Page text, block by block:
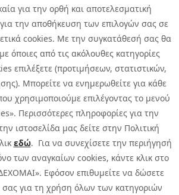
για την ορθή και αποτελεσματική
για την αποθήκευση των επιλογών σας σε
cookies. Με την συγκατάθεσή σας θα
όποιες από τις ακόλουθες κατηγορίες
επιλέξετε (προτιμήσεων, στατιστικών,
Μπορείτε να ενημερωθείτε για κάθε
χρησιμοποιούμε επιλέγοντας το μενού
Περισσότερες πληροφορίες για την
ιστοσελίδα μας δείτε στην Πολιτική
εδώ. Για να συνεχίσετε την περιήγησή
των αναγκαίων cookies, κάντε κλικ στο
Εφόσον επιθυμείτε να δώσετε
για τη χρήση όλων των κατηγοριών